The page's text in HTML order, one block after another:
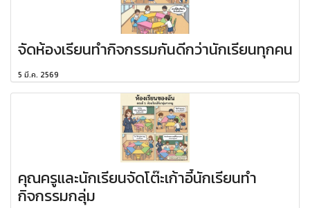
จัดห้องเรียนทำกิจกรรมกันดีกว่านักเรียนทุกคน
5 มี.ค. 2569
คุณครูและนักเรียนจัดโต๊ะเก้าอี้นักเรียนทำ
กิจกรรมกลุ่ม